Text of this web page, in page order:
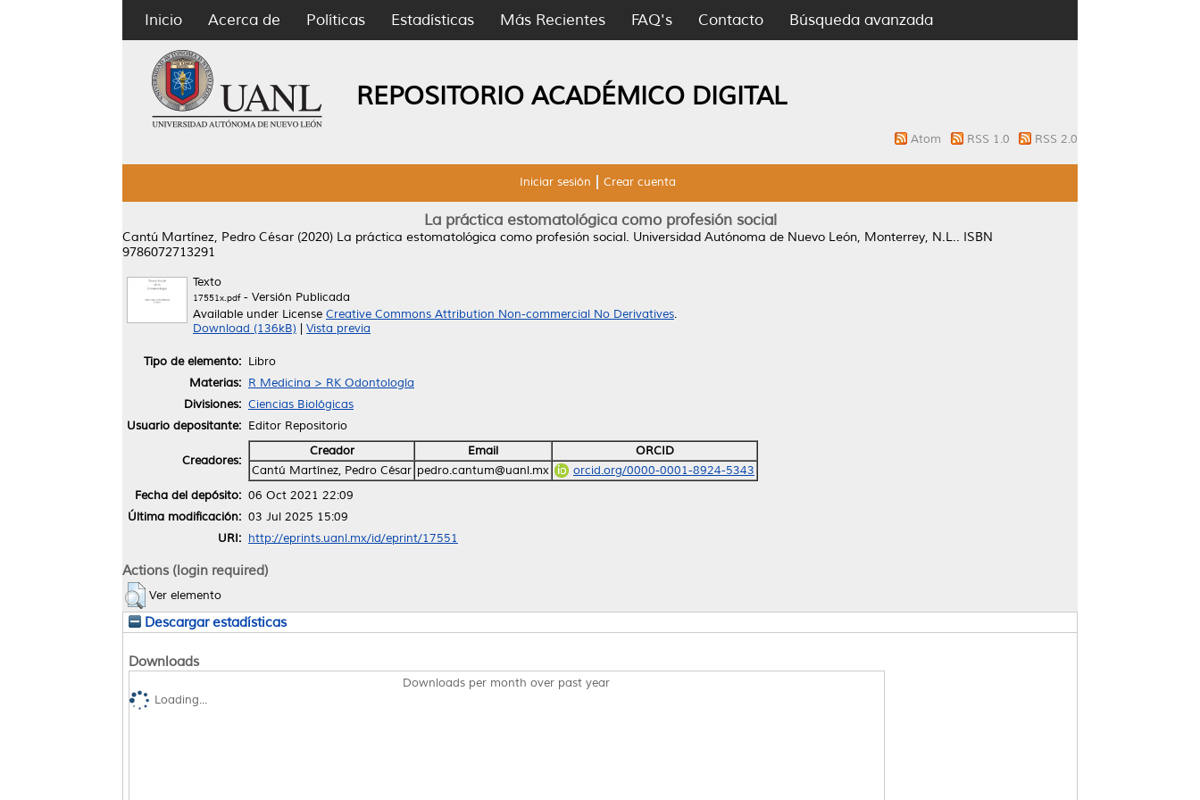
Inicio Acerca de Políticas Estadísticas Más Recientes FAQ's Contacto Búsqueda avanzada
REPOSITORIO ACADÉMICO DIGITAL
Atom RSS 1.0 RSS 2.0
Iniciar sesión Crear cuenta
La práctica estomatológica como profesión social
Cantú Martínez, Pedro César (2020) La práctica estomatológica como profesión social. Universidad Autónoma de Nuevo León, Monterrey, N.L.. ISBN
9786072713291
Texto
17551x.pdf- Versión Publicada
Available under License Creative Commons Attribution Non-commercial No Derivatives.
Download (136kB)
Vista previa
Tipo de elemento: Libro
Materias: R Medicina > RK Odontología
Divisiones: Ciencias Biológicas
Usuario depositante: Editor Repositorio
Creadores:
Creador Email
ORCID
Cantú Martínez, Pedro César pedro.cantum@uanl.mx
orcid.org/0000-0001-8924-5343
Fecha del depósito: 06 Oct 2021 22:09
Última modificación: 03 Jul 2025 15:09
URI: http://eprints.uanl.mx/id/eprint/17551
Actions (login required)
Ver elemento
Descargar estadísticas
Downloads
Downloads per month over past year
Loading...